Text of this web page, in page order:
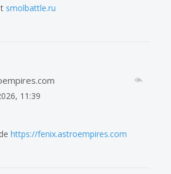
smolbattle.ru
11:39
https://fenix.astroempires.com